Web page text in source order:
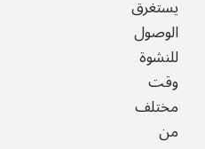
يستغرق
الوصول
للنشوة
وقت
مختلف
من